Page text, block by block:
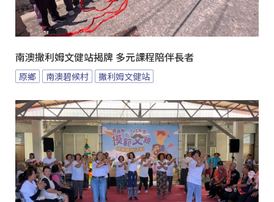
南澳撒利姆文健站揭牌 多元課程陪伴長者
原鄉 南澳碧候村 撒利姆文健站